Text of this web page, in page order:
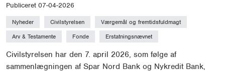
Publiceret 07-04-2026
Nyheder Civilstyrelsen
Værgemål og fremtidsfuldmagt
Arv & Testamente
Fonde Erstatningsnævnet
Civilstyrelsen har den 7. april 2026, som følge af
sammenlægningen af Spar Nord Bank og Nykredit Bank,